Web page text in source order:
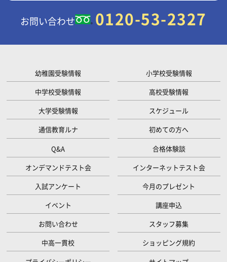
お問い合わせ 0120-53-2327
幼稚園受験情報
小学校受験情報
中学校受験情報
高校受験情報
大学受験情報
スケジュール
通信教育ルナ
初めての方へ
Q&A
合格体験談
オンデマンドテスト会
インターネットテスト会
入試アンケート
今月のプレゼント
イベント
講座申込
お問い合わせ
スタッフ募集
中高一貫校
ショッピング規約